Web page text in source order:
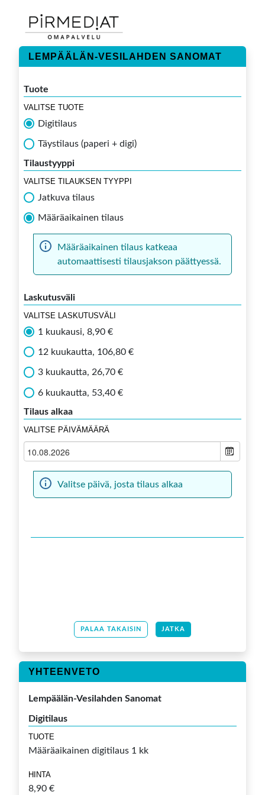
LEMPÄÄLÄN-VESILAHDEN SANOMAT
Tuote
VALITSE TUOTE
Digitilaus
Täystilaus (paperi + digi)
Tilaustyyppi
VALITSE TILAUKSEN TYYPPI
Jatkuva tilaus
Määräaikainen tilaus
Määräaikainen tilaus katkeaa
automaattisesti tilausjakson päättyessä.
Laskutusväli
VALITSE LASKUTUSVÄLI
1 kuukausi, 8,90 €
12 kuukautta, 106,80 €
3 kuukautta, 26,70 €
6 kuukautta, 53,40 €
Tilaus alkaa
VALITSE PÄIVÄMÄÄRÄ
Valitse päivä, josta tilaus alkaa
PALAA TAKAISIN JATKA
YHTEENVETO
Lempäälän-Vesilahden Sanomat
Digitilaus
TUOTE
Määräaikainen digitilaus 1 kk
HINTA
8,90 €